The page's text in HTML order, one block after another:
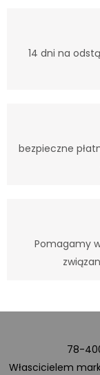
14 dni na
bezpieczne
Pomagamy
78-
Włascicielem